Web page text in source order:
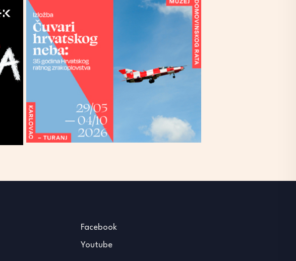
Facebook
Youtube